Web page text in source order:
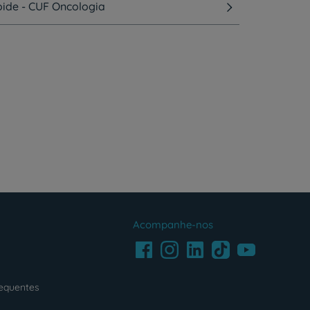
- CUF Oncologia
Acompanhe-nos
FacebookInstagramLinkedInTikTokYoutube